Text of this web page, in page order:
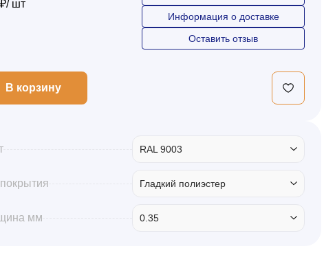
шт
Информация о доставке
Оставить отзыв
В корзину
RAL 9003
Гладкий полиэстер
мм 0.35